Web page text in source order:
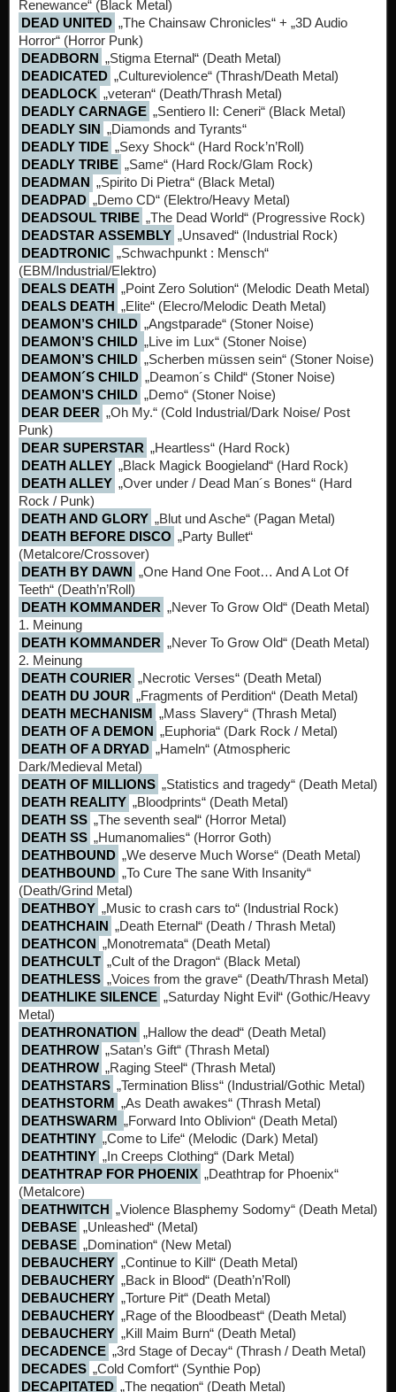
Renewance“ (Black Metal)
DEAD UNITED „The Chainsaw Chronicles“ + „3D Audio
Horror“ (Horror Punk)
DEADBORN „Stigma Eternal“ (Death Metal)
DEADICATED „Cultureviolence“ (Thrash/Death Metal)
DEADLOCK „veteran“ (Death/Thrash Metal)
DEADLY CARNAGE „Sentiero II: Ceneri“ (Black Metal)
DEADLY SIN „Diamonds and Tyrants“
DEADLY TIDE „Sexy Shock“ (Hard Rock’n’Roll)
DEADLY TRIBE „Same“ (Hard Rock/Glam Rock)
DEADMAN „Spirito Di Pietra“ (Black Metal)
DEADPAD „Demo CD“ (Elektro/Heavy Metal)
DEADSOUL TRIBE „The Dead World“ (Progressive Rock)
DEADSTAR ASSEMBLY „Unsaved“ (Industrial Rock)
DEADTRONIC „Schwachpunkt : Mensch“
(EBM/Industrial/Elektro)
DEALS DEATH „Point Zero Solution“ (Melodic Death Metal)
DEALS DEATH „Elite“ (Elecro/Melodic Death Metal)
DEAMON’S CHILD „Angstparade“ (Stoner Noise)
DEAMON’S CHILD „Live im Lux“ (Stoner Noise)
DEAMON’S CHILD „Scherben müssen sein“ (Stoner Noise)
DEAMON´S CHILD „Deamon´s Child“ (Stoner Noise)
DEAMON’S CHILD „Demo“ (Stoner Noise)
DEAR DEER „Oh My.“ (Cold Industrial/Dark Noise/ Post
Punk)
DEAR SUPERSTAR „Heartless“ (Hard Rock)
DEATH ALLEY „Black Magick Boogieland“ (Hard Rock)
DEATH ALLEY „Over under / Dead Man´s Bones“ (Hard
Rock / Punk)
DEATH AND GLORY „Blut und Asche“ (Pagan Metal)
DEATH BEFORE DISCO „Party Bullet“
(Metalcore/Crossover)
DEATH BY DAWN „One Hand One Foot… And A Lot Of
Teeth“ (Death’n’Roll)
DEATH KOMMANDER „Never To Grow Old“ (Death Metal)
1. Meinung
DEATH KOMMANDER „Never To Grow Old“ (Death Metal)
2. Meinung
DEATH COURIER „Necrotic Verses“ (Death Metal)
DEATH DU JOUR „Fragments of Perdition“ (Death Metal)
DEATH MECHANISM „Mass Slavery“ (Thrash Metal)
DEATH OF A DEMON „Euphoria“ (Dark Rock / Metal)
DEATH OF A DRYAD „Hameln“ (Atmospheric
Dark/Medieval Metal)
DEATH OF MILLIONS „Statistics and tragedy“ (Death Metal)
DEATH REALITY „Bloodprints“ (Death Metal)
DEATH SS „The seventh seal“ (Horror Metal)
DEATH SS „Humanomalies“ (Horror Goth)
DEATHBOUND „We deserve Much Worse“ (Death Metal)
DEATHBOUND „To Cure The sane With Insanity“
(Death/Grind Metal)
DEATHBOY „Music to crash cars to“ (Industrial Rock)
DEATHCHAIN „Death Eternal“ (Death / Thrash Metal)
DEATHCON „Monotremata“ (Death Metal)
DEATHCULT „Cult of the Dragon“ (Black Metal)
DEATHLESS „Voices from the grave“ (Death/Thrash Metal)
DEATHLIKE SILENCE „Saturday Night Evil“ (Gothic/Heavy
Metal)
DEATHRONATION „Hallow the dead“ (Death Metal)
DEATHROW „Satan’s Gift“ (Thrash Metal)
DEATHROW „Raging Steel“ (Thrash Metal)
DEATHSTARS „Termination Bliss“ (Industrial/Gothic Metal)
DEATHSTORM „As Death awakes“ (Thrash Metal)
DEATHSWARM „Forward Into Oblivion“ (Death Metal)
DEATHTINY „Come to Life“ (Melodic (Dark) Metal)
DEATHTINY „In Creeps Clothing“ (Dark Metal)
DEATHTRAP FOR PHOENIX „Deathtrap for Phoenix“
(Metalcore)
DEATHWITCH „Violence Blasphemy Sodomy“ (Death Metal)
DEBASE „Unleashed“ (Metal)
DEBASE „Domination“ (New Metal)
DEBAUCHERY „Continue to Kill“ (Death Metal)
DEBAUCHERY „Back in Blood“ (Death’n’Roll)
DEBAUCHERY „Torture Pit“ (Death Metal)
DEBAUCHERY „Rage of the Bloodbeast“ (Death Metal)
DEBAUCHERY „Kill Maim Burn“ (Death Metal)
DECADENCE „3rd Stage of Decay“ (Thrash / Death Metal)
DECADES „Cold Comfort“ (Synthie Pop)
DECAPITATED „The negation“ (Death Metal)